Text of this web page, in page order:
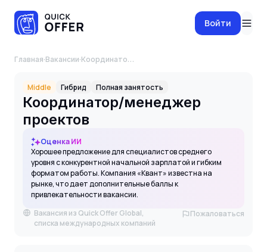
Войти
Главная·Вакансии· Координатор/менеджер проектов
Middle Гибрид Полная занятость
Координатор/менеджер
проектов
Оценка ИИ
Хорошее предложение для специалистов среднего
уровня с конкурентной начальной зарплатой и гибким
форматом работы. Компания «Квант» известна на
рынке, что дает дополнительные баллы к
привлекательности вакансии.
Вакансия из Quick Offer Global,
списка международных компаний
Пожаловаться